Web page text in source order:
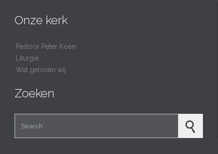
Onze kerk
Pastoor Peter Koen
Liturgie
Wat geloven wij
Zoeken